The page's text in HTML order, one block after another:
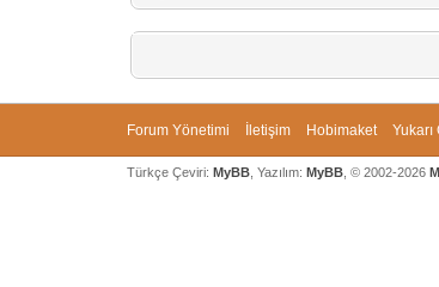
Forum Yönetimi İletişim Hobimaket Yukarı
Türkçe Çeviri: MyBB, Yazılım: MyBB, © 2002-2026